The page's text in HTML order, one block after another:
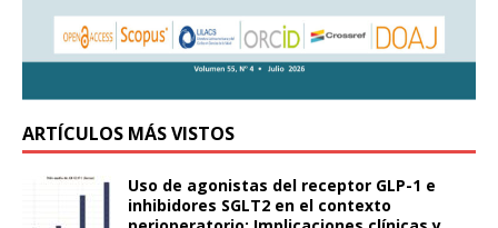
ARTÍCULOS MÁS VISTOS
Uso de agonistas del receptor GLP-1 e
inhibidores SGLT2 en el contexto